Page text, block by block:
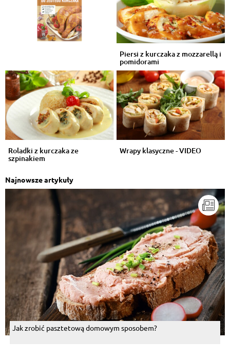
Piersi z kurczaka z mozzarellą i
pomidorami
Roladki z kurczaka ze
szpinakiem
Wrapy klasyczne - VIDEO
Najnowsze artykuły
Jak zrobić pasztetową domowym sposobem?